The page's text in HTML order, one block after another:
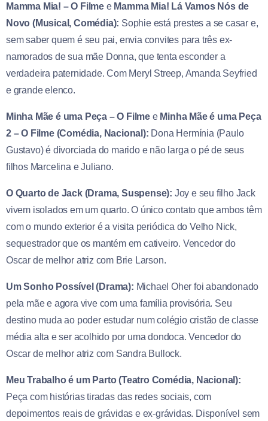
Mamma Mia! – O Filme eMamma Mia! Lá Vamos Nós de
Novo (Musical, Comédia): Sophie está prestes a se casar e,
sem saber quem é seu pai, envia convites para três ex-
namorados de sua mãe Donna, que tenta esconder a
verdadeira paternidade. Com Meryl Streep, Amanda Seyfried
e grande elenco.
Minha Mãe é uma Peça – O Filme eMinha Mãe é uma Peça
2 – O Filme (Comédia, Nacional): Dona Hermínia (Paulo
Gustavo) é divorciada do marido e não larga o pé de seus
filhos Marcelina e Juliano.
O Quarto de Jack (Drama, Suspense): Joy e seu filho Jack
vivem isolados em um quarto. O único contato que ambos têm
com o mundo exterior é a visita periódica do Velho Nick,
sequestrador que os mantém em cativeiro. Vencedor do
Oscar de melhor atriz com Brie Larson.
Um Sonho Possível (Drama): Michael Oher foi abandonado
pela mãe e agora vive com uma família provisória. Seu
destino muda ao poder estudar num colégio cristão de classe
média alta e ser acolhido por uma dondoca. Vencedor do
Oscar de melhor atriz com Sandra Bullock.
Meu Trabalho é um Parto (Teatro Comédia, Nacional):
Peça com histórias tiradas das redes sociais, com
depoimentos reais de grávidas e ex-grávidas. Disponível sem